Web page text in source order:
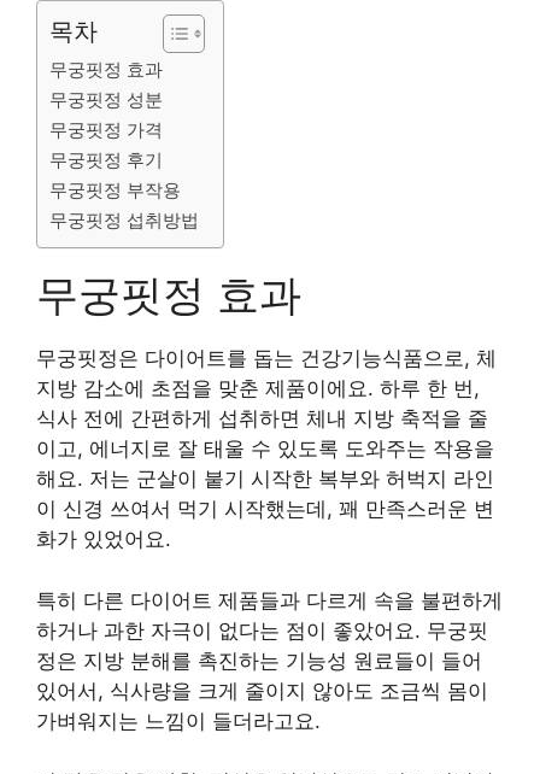
목차
무궁핏정 효과
무궁핏정 성분
무궁핏정 가격
무궁핏정 후기
무궁핏정 부작용
무궁핏정 섭취방법
무궁핏정 효과
무궁핏정은 다이어트를 돕는 건강기능식품으로, 체
지방 감소에 초점을 맞춘 제품이에요. 하루 한 번,
식사 전에 간편하게 섭취하면 체내 지방 축적을 줄
이고, 에너지로 잘 태울 수 있도록 도와주는 작용을
해요. 저는 군살이 붙기 시작한 복부와 허벅지 라인
이 신경 쓰여서 먹기 시작했는데, 꽤 만족스러운 변
화가 있었어요.
특히 다른 다이어트 제품들과 다르게 속을 불편하게
하거나 과한 자극이 없다는 점이 좋았어요. 무궁핏
정은 지방 분해를 촉진하는 기능성 원료들이 들어
있어서, 식사량을 크게 줄이지 않아도 조금씩 몸이
가벼워지는 느낌이 들더라고요.